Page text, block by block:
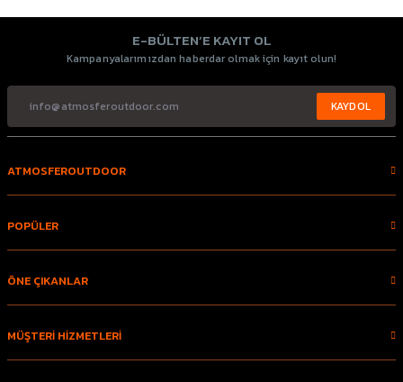
E-BÜLTEN’E KAYIT OL
Kampanyalarımızdan haberdar olmak için kayıt olun!
KAYDOL
ATMOSFEROUTDOOR
POPÜLER
ÖNE ÇIKANLAR
MÜŞTERİ HİZMETLERİ